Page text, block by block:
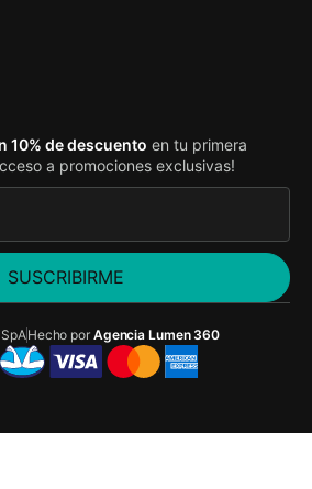
10% de descuento en tu primera
a promociones exclusivas!
SUSCRIBIRME
Hecho por Agencia Lumen 360